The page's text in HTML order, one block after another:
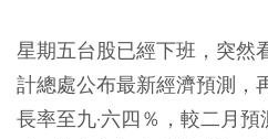
星期五台股已經下班，突然
計總處公布最新經濟預測，
長率至九·六四％，較二月